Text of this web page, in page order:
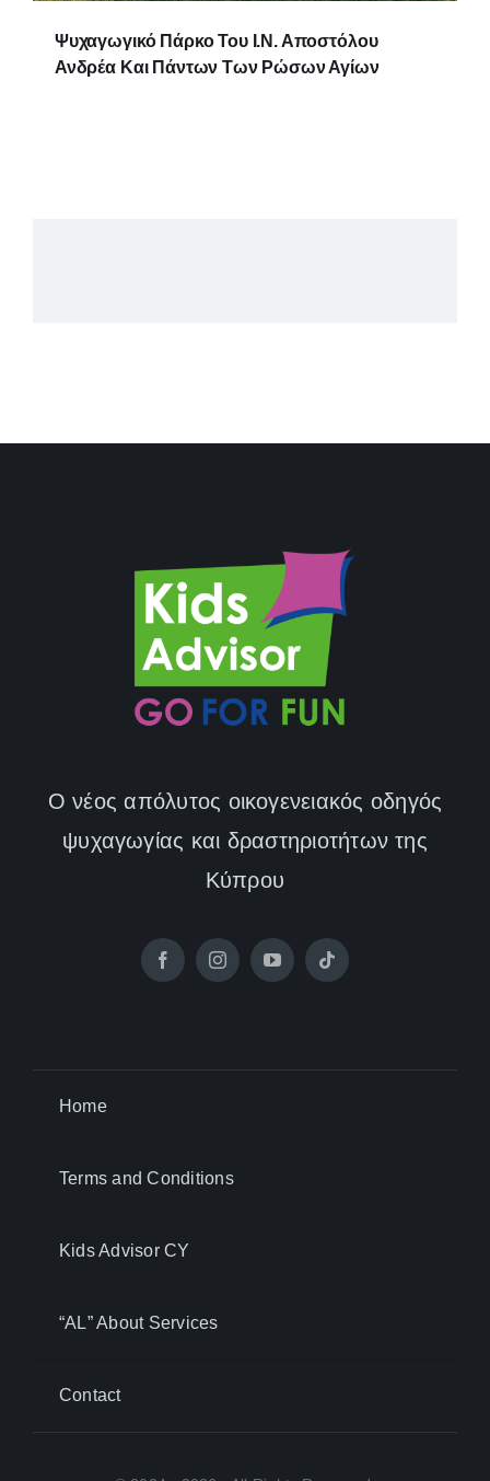
Ψυχαγωγικό Πάρκο Του Ι.Ν. Αποστόλου
Ανδρέα Και Πάντων Των Ρώσων Αγίων
Ο νέος απόλυτος οικογενειακός οδηγός
ψυχαγωγίας και δραστηριοτήτων της
Κύπρου
Home
Terms and Conditions
Kids Advisor CY
“AL” About Services
Contact